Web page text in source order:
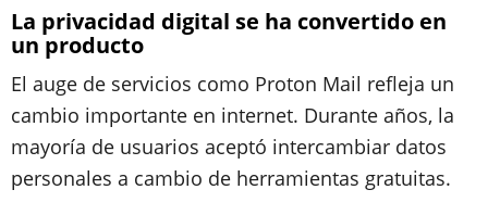
La privacidad digital se ha convertido en
un producto
El auge de servicios como Proton Mail refleja un
cambio importante en internet. Durante años, la
mayoría de usuarios aceptó intercambiar datos
personales a cambio de herramientas gratuitas.